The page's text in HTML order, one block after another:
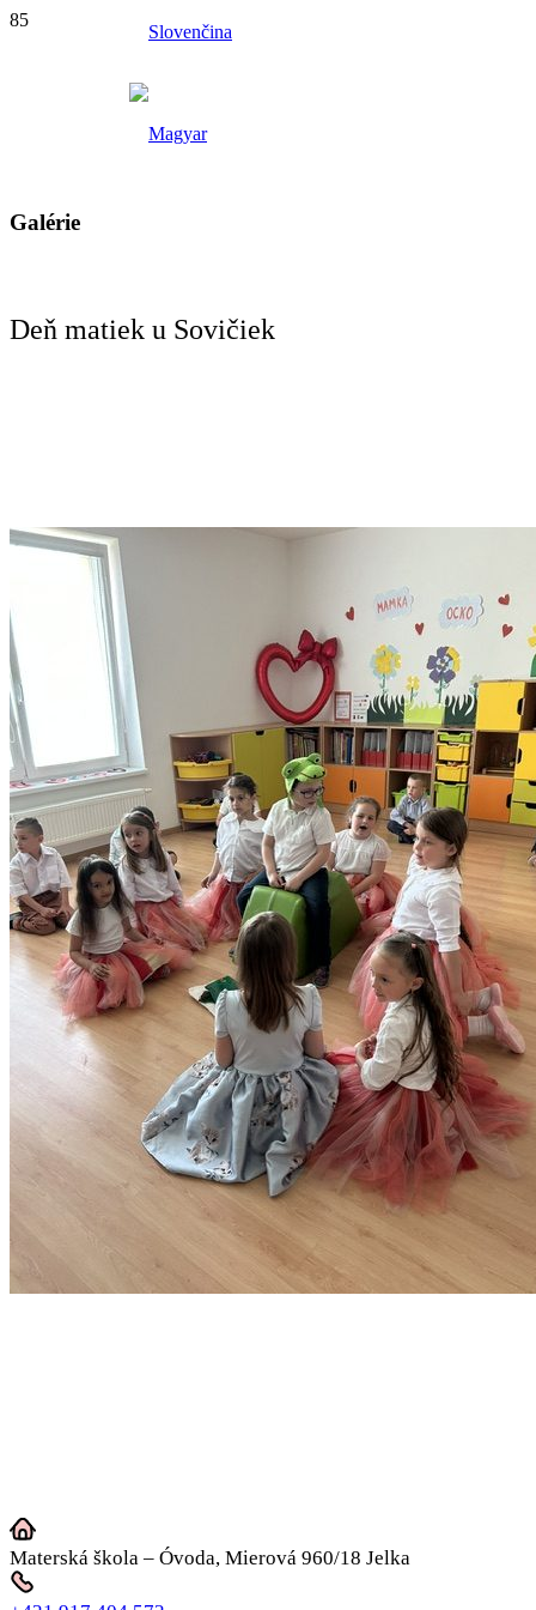
Galérie
Deň matiek u Sovičiek
Materská škola – Óvoda, Mierová 960/18 Jelka